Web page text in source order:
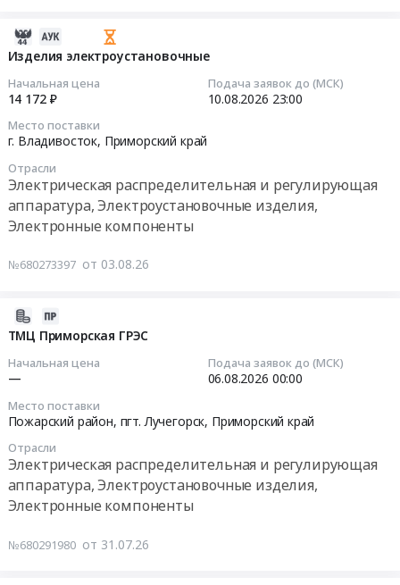
Изделия электроустановочные
Начальная цена
14 172 ₽
Подача заявок до (МСК)
10.08.2026 23:00
Место поставки
г. Владивосток, Приморский край
Отрасли
Электрическая распределительная и регулирующая
аппаратура, Электроустановочные изделия,
Электронные компоненты
№680273397 от 03.08.26
ТМЦ Приморская ГРЭС
Начальная цена
—
Подача заявок до (МСК)
06.08.2026 00:00
Место поставки
Пожарский район, пгт. Лучегорск, Приморский край
Отрасли
Электрическая распределительная и регулирующая
аппаратура, Электроустановочные изделия,
Электронные компоненты
№680291980 от 31.07.26